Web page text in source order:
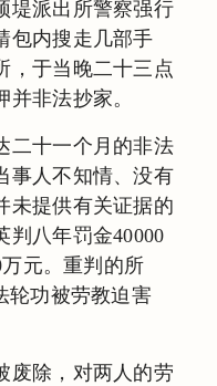
堤派出所警察强行
包内搜走几部手
，于当晚二十三点
非法抄家。
二十一个月的非法
事人不知情、没有
未提供有关证据的
判八年罚金40000
元。重判的所
轮功被劳教迫害
废除，对两人的劳